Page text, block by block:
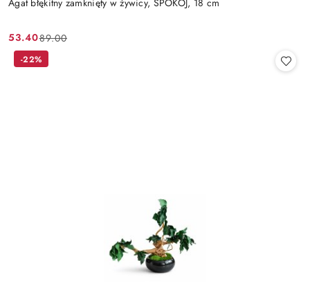
Cena
promocyjna:
53.40
Cena
przed
89.00
-22%